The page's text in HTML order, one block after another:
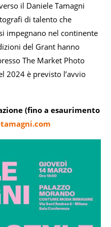
il Daniele Tamagni
di talento che
impegnano nel continente
del Grant hanno
The Market Photo
2024 è previsto l’avvio
(fino a esaurimento